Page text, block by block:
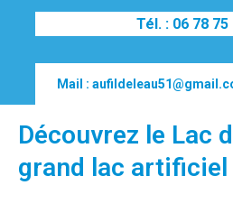
Tél. : 06 78 75
Mail :
Découvrez le Lac
grand lac artificiel